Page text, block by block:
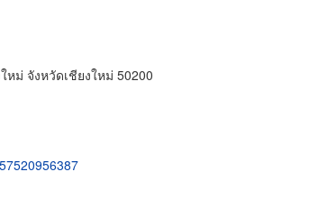
หม่ จังหวัดเชียงใหม่ 50200